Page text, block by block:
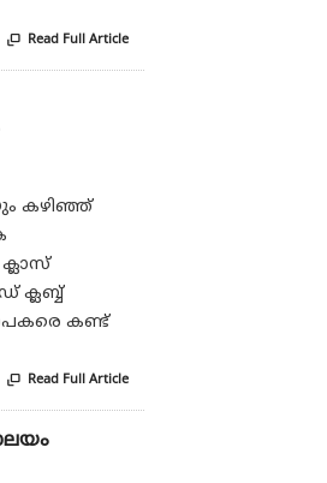
 Read Full Article
കഴിഞ്ഞ്
ക്ലാസ്
ക്ലബ്ബ്
കണ്ട്
 Read Full Article